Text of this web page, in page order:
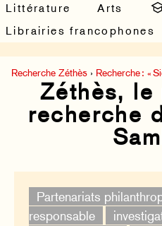
Littérature
Arts
Librairies francophones
Recherche Zéthès › Recherche : «
Zéthès, le
recherche
Partenariats
responsable